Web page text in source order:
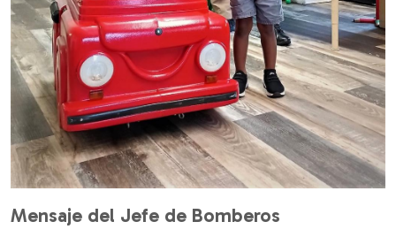
Mensaje del Jefe de Bomberos